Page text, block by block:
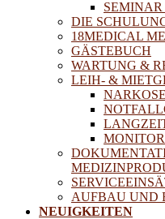
DIE
18MEDICAL
GÄSTEBUCH
WARTUNG &
LEIH- &
AUFBAU UND
NEUIGKEITEN